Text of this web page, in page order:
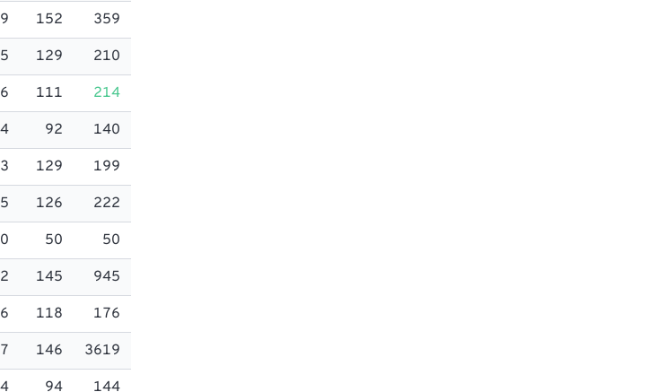
152 359
129 210
111 214
92 140
129 199
126 222
50 50
145 945
118 176
146 3619
94 144